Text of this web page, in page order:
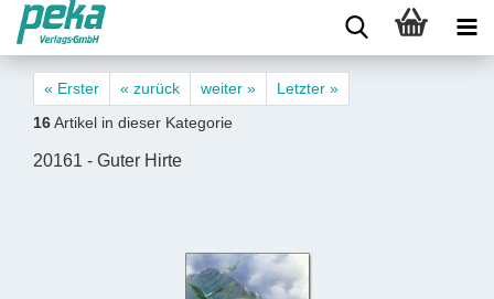
« Erster « zurück weiter »
Letzter »
16Artikel in dieser Kategorie
20161 - Guter Hirte